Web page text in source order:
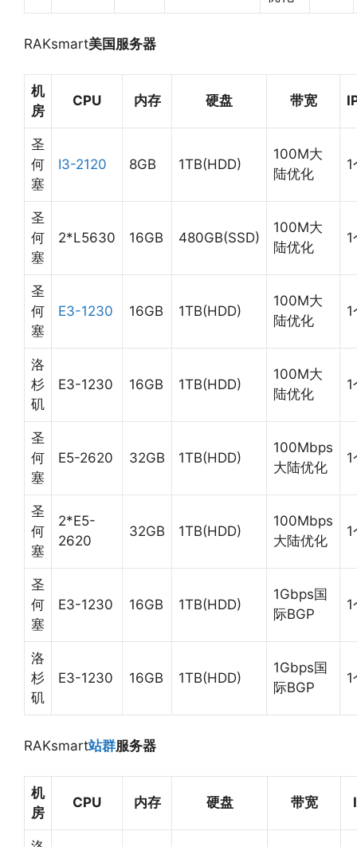
RAKsmart美国服务器
机
房
CPU 内存 硬盘 带宽
圣
何
塞
I3-2120 8GB 1TB(HDD)
100M大
陆优化
1
圣
何
塞
2*L5630 16GB 480GB(SSD)
100M大
陆优化
1
圣
何
塞
E3-1230 16GB 1TB(HDD)
100M大
陆优化
1
洛
杉
矶
E3-1230 16GB 1TB(HDD)
100M大
陆优化
1
圣
何
塞
E5-2620 32GB 1TB(HDD)
100Mbps
大陆优化
1
圣
何
塞
2*E5-
2620
32GB 1TB(HDD)
100Mbps
大陆优化
1
圣
何
塞
E3-1230 16GB 1TB(HDD)
1Gbps国
际BGP
1
洛
杉
矶
E3-1230 16GB 1TB(HDD)
1Gbps国
际BGP
1
RAKsmart站群服务器
机
房
CPU 内存 硬盘 带宽